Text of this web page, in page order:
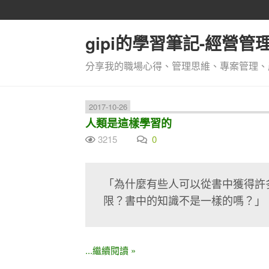
gipi的學習筆記-經營管
分享我的職場心得、管理思維、專案管理
2017-10-26
人類是這樣學習的
3215 0
「為什麼有些人可以從書中獲得
限？書中的知識不是一樣的嗎？」
...繼續閱讀 »